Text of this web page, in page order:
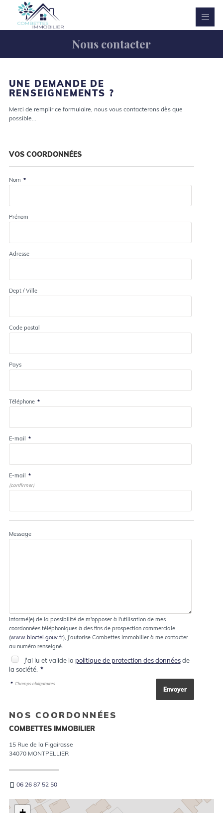
Nous contacter
UNE DEMANDE DE
RENSEIGNEMENTS ?
Merci de remplir ce formulaire, nous vous contacterons dès que
possible...
VOS COORDONNÉES
Nom *
Prénom
Adresse
Dept / Ville
Code postal
Pays
Téléphone *
E-mail *
E-mail *
(confirmer)
Message
Informé(e) de la possibilité de m'opposer à l'utilisation de mes
coordonnées téléphoniques à des fins de prospection commerciale
(www.bloctel.gouv.fr), j'autorise Combettes Immobilier à me contacter
au numéro renseigné.
J'ai lu et valide la politique de protection des données de
la société. *
* Champs obligatoires
NOS COORDONNÉES
COMBETTES IMMOBILIER
15 Rue de la Figairasse
34070 MONTPELLIER
06 26 87 52 50